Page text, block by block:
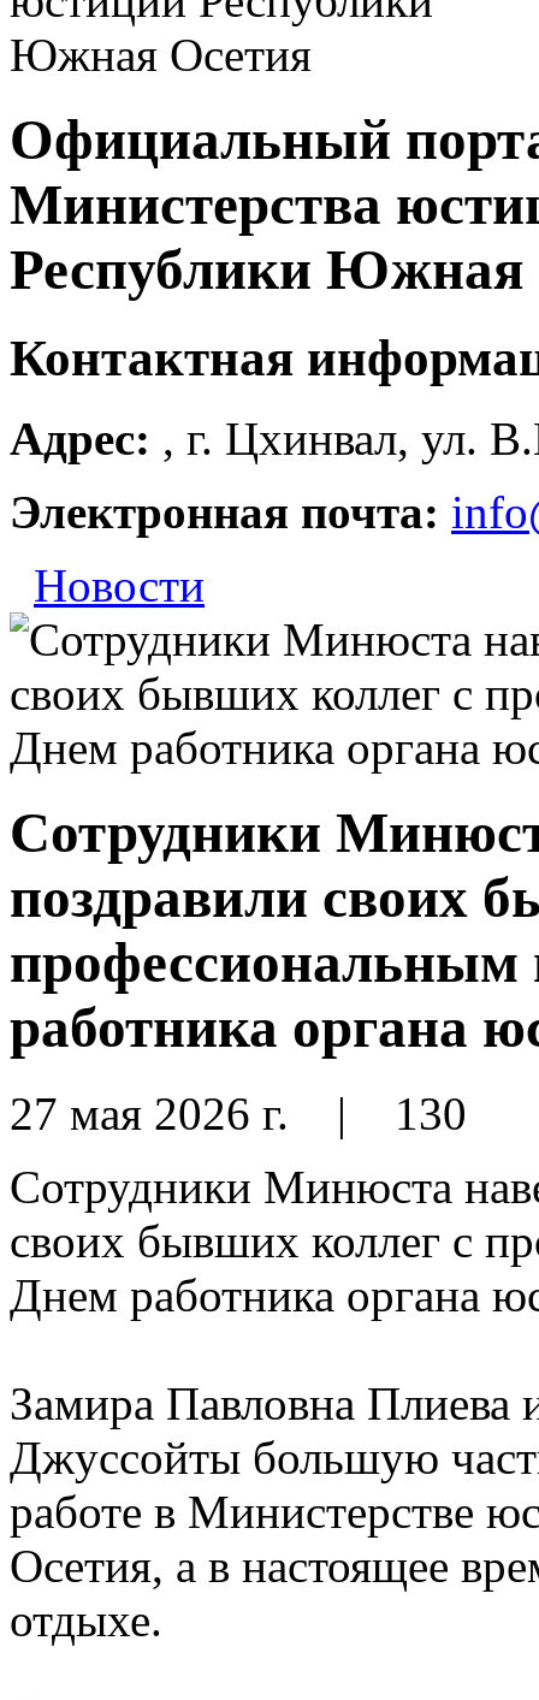
Официальный
Министерства
Республики Южная
Контактная
Адрес: , г. Цхинвал, ул.
Электронная почта:
Новости
Сотрудники
поздравили своих
профессиональным
работника органа
27 мая 2026 г. | 130
Сотрудники Минюста
своих бывших коллег с
Днем работника органа
Замира Павловна Плиева
Джуссойты большую
работе в Министерстве
Осетия, а в настоящее
отдыхе.